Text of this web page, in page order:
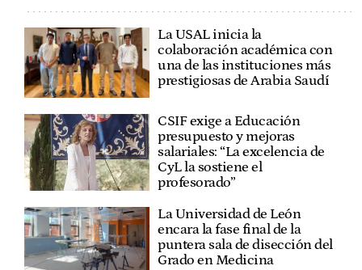
La USAL inicia la
colaboración académica con
una de las instituciones más
prestigiosas de Arabia Saudí
CSIF exige a Educación
presupuesto y mejoras
salariales: “La excelencia de
CyL la sostiene el
profesorado”
La Universidad de León
encara la fase final de la
puntera sala de disección del
Grado en Medicina